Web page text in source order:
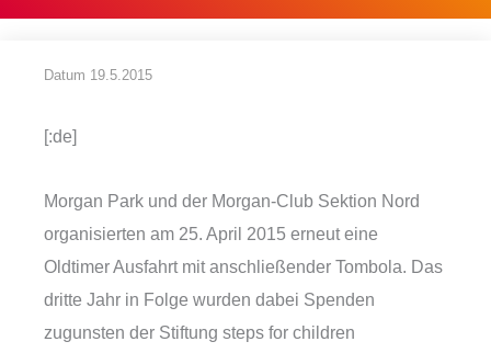
Datum 19.5.2015
[:de]
Morgan Park und der Morgan-Club Sektion Nord
organisierten am 25. April 2015 erneut eine
Oldtimer Ausfahrt mit anschließender Tombola. Das
dritte Jahr in Folge wurden dabei Spenden
zugunsten der Stiftung steps for children